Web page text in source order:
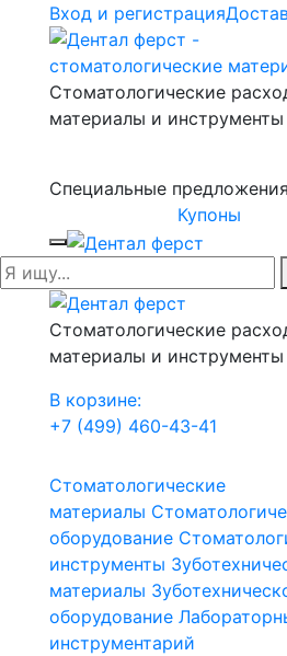
Вход и регистрация
Стоматологические
материалы и инструменты
Специальные
Купоны
Стоматологические
материалы и инструменты
В корзине:
+7 (499) 460-43-41
Стоматологические
материалы
оборудование
инструменты
материалы
оборудование
инструментарий